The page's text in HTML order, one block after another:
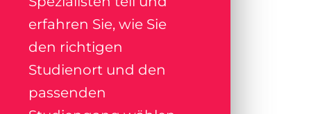
erfahren Sie, wie Sie
den richtigen
Studienort und den
passenden